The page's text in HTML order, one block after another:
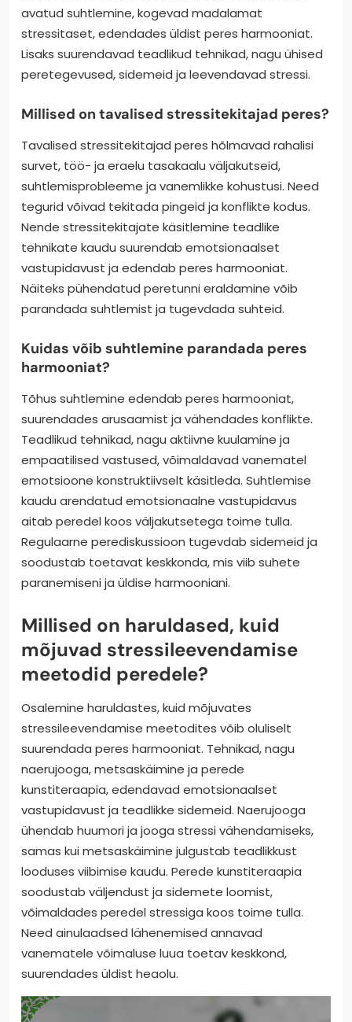
avatud suhtlemine, kogevad madalamat
stressitaset, edendades üldist peres harmooniat.
Lisaks suurendavad teadlikud tehnikad, nagu ühised
peretegevused, sidemeid ja leevendavad stressi.
Millised on tavalised stressitekitajad peres?
Tavalised stressitekitajad peres hõlmavad rahalisi
survet, töö- ja eraelu tasakaalu väljakutseid,
suhtlemisprobleeme ja vanemlikke kohustusi. Need
tegurid võivad tekitada pingeid ja konflikte kodus.
Nende stressitekitajate käsitlemine teadlike
tehnikate kaudu suurendab emotsionaalset
vastupidavust ja edendab peres harmooniat.
Näiteks pühendatud peretunni eraldamine võib
parandada suhtlemist ja tugevdada suhteid.
Kuidas võib suhtlemine parandada peres
harmooniat?
Tõhus suhtlemine edendab peres harmooniat,
suurendades arusaamist ja vähendades konflikte.
Teadlikud tehnikad, nagu aktiivne kuulamine ja
empaatilised vastused, võimaldavad vanematel
emotsioone konstruktiivselt käsitleda. Suhtlemise
kaudu arendatud emotsionaalne vastupidavus
aitab peredel koos väljakutsetega toime tulla.
Regulaarne perediskussioon tugevdab sidemeid ja
soodustab toetavat keskkonda, mis viib suhete
paranemiseni ja üldise harmooniani.
Millised on haruldased, kuid
mõjuvad stressileevendamise
meetodid peredele?
Osalemine haruldastes, kuid mõjuvates
stressileevendamise meetodites võib oluliselt
suurendada peres harmooniat. Tehnikad, nagu
naerujooga, metsaskäimine ja perede
kunstiteraapia, edendavad emotsionaalset
vastupidavust ja teadlikke sidemeid. Naerujooga
ühendab huumori ja jooga stressi vähendamiseks,
samas kui metsaskäimine julgustab teadlikkust
looduses viibimise kaudu. Perede kunstiteraapia
soodustab väljendust ja sidemete loomist,
võimaldades peredel stressiga koos toime tulla.
Need ainulaadsed lähenemised annavad
vanematele võimaluse luua toetav keskkond,
suurendades üldist heaolu.